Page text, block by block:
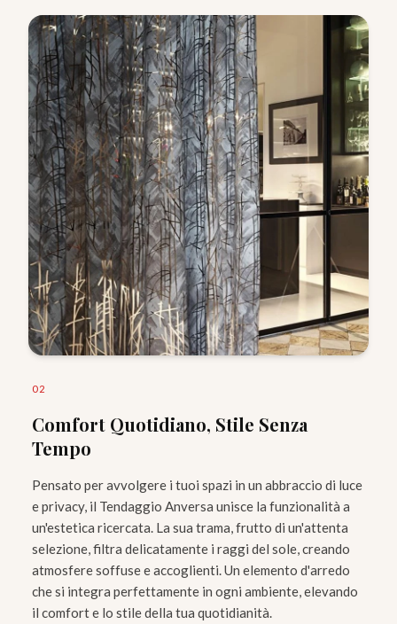
02
Comfort Quotidiano, Stile Senza
Tempo
Pensato per avvolgere i tuoi spazi in un abbraccio di luce
e privacy, il Tendaggio Anversa unisce la funzionalità a
un'estetica ricercata. La sua trama, frutto di un'attenta
selezione, filtra delicatamente i raggi del sole, creando
atmosfere soffuse e accoglienti. Un elemento d'arredo
che si integra perfettamente in ogni ambiente, elevando
il comfort e lo stile della tua quotidianità.